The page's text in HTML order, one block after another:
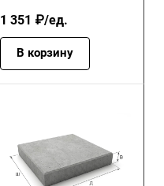
1 351 ₽/ед.
В корзину